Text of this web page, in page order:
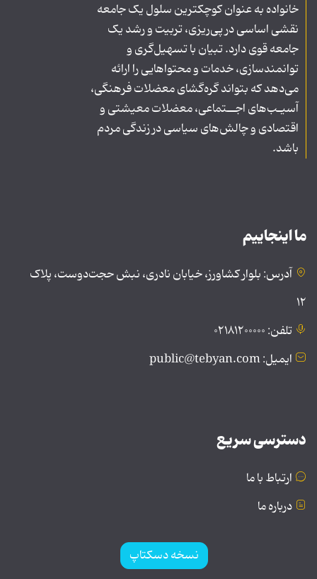
خانواده به عنوان کوچکترین سلول یک جامعه
نقشی اساسی در پی‌ریزی، تربیت و رشد یک
جامعه قوی دارد. تبیان با تسهیل‌گری و
توانمندسازی، خدمات و محتواهایی را ارائه
می‌دهد که بتواند گره‌گشای معضلات فرهنگی،
آسیـب‌های اجــتماعی، معضلات معیشتی و
اقتصادی و چالش‌های سیاسی در زندگی مردم
باشد.
ما اینجاییم
آدرس: بلوار کشاورز، خیابان نادری، نبش حجت‌دوست، پلاک
۱۲
تلفن: ۰۲۱۸۱۲۰۰۰۰۰
ایمیل: public@tebyan.com
دسترسی سریع
ارتباط با ما
درباره ما
نسخه دسکتاپ